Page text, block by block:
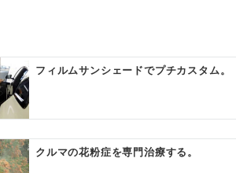
フィルムサンシェードでプチカスタム。
クルマの花粉症を専門治療する。